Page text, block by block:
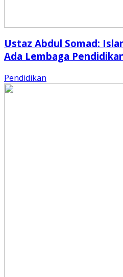
Ustaz Abdul Somad:
Ada Lembaga
Pendidikan